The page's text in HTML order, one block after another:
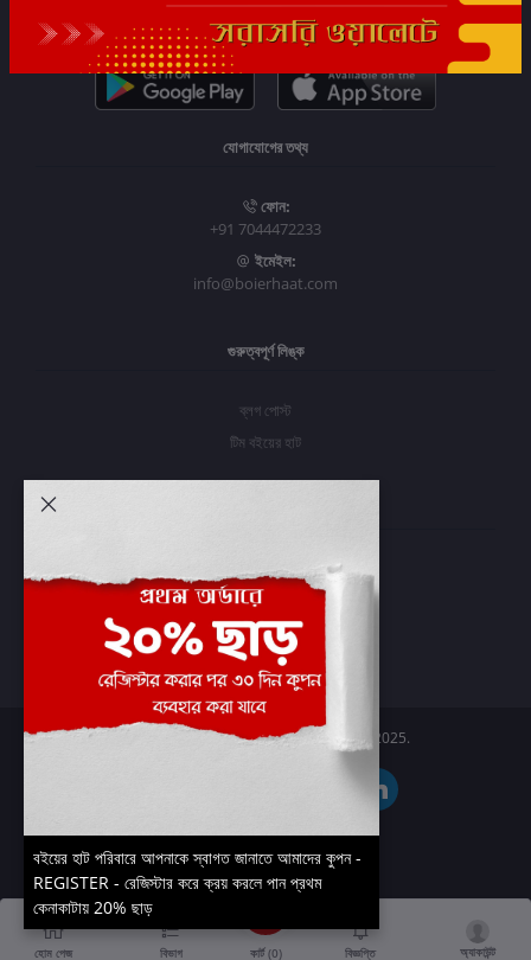
সাবস্ক্রাইব
যোগাযোগের তথ্য
ফোন:
+91 7044472233
ইমেইল:
info@boierhaat.com
গুরুত্বপূর্ণ লিঙ্ক
ব্লগ পোস্ট
টিম বইয়ের হাট
প্রবেশ করুন
অর্ডার ইতিহাস
আমার ইচ্ছাগুলি
অর্ডার ট্র্যাকিং
Boier Haat™ | © All rights reserved 2025.
হোম পেজ বিভাগ কার্ট (0) বিজ্ঞপ্তি অ্যাকাউন্ট
বইয়ের হাট পরিবারে আপনাকে স্বাগত জানাতে আমাদের কুপন -
REGISTER - রেজিস্টার করে ক্রয় করলে পান প্রথম
কেনাকাটায় 20% ছাড়